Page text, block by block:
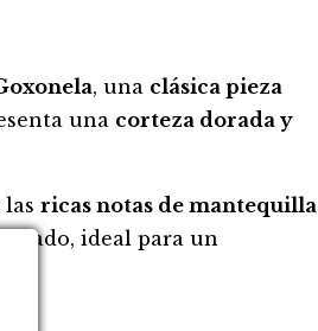
, una clásica pieza
una corteza dorada y
las ricas notas de mantequilla
ideal para un